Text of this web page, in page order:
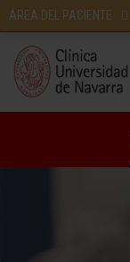
ÁREA DEL PACIENTE